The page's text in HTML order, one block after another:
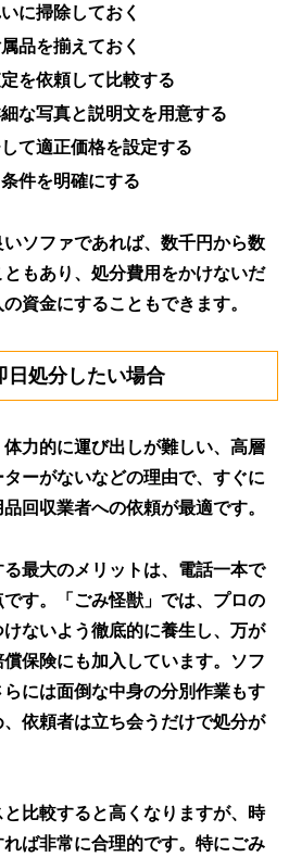
に掃除しておく
品を揃えておく
を依頼して比較する
な写真と説明文を用意する
て適正価格を設定する
件を明確にする
ソファであれば、数千円から数
もあり、処分費用をかけないだ
資金にすることもできます。
日処分したい場合
力的に運び出しが難しい、高層
ーがないなどの理由で、すぐに
回収業者への依頼が最適です。
最大のメリットは、電話一本で
す。「ごみ怪獣」では、 プロの
ないよう徹底的に養生し、万が
保険にも加入しています。ソフ
には面倒な中身の分別作業もす
依頼者は立ち会うだけで処分が
比較すると高くなりますが、時
ば非常に合理的です。特にごみ